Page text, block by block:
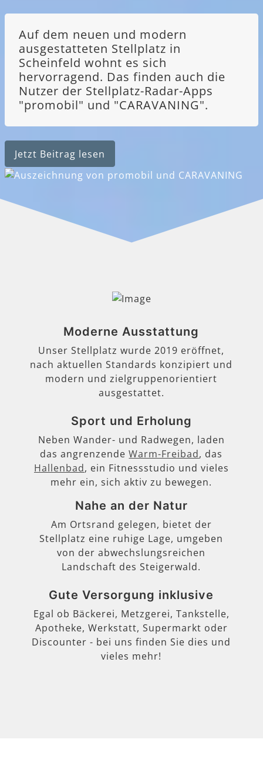
Auf dem neuen und modern
ausgestatteten Stellplatz in
Scheinfeld wohnt es sich
hervorragend. Das finden auch die
Nutzer der Stellplatz-Radar-Apps
"promobil" und "CARAVANING".
Jetzt Beitrag lesen
Moderne Ausstattung
Unser Stellplatz wurde 2019 eröffnet,
nach aktuellen Standards konzipiert und
modern und zielgruppenorientiert
ausgestattet.
Sport und Erholung
Neben Wander- und Radwegen, laden
das angrenzendeWarm-Freibad, das
Hallenbad, ein Fitnessstudio und vieles
mehr ein, sich aktiv zu bewegen.
Nahe an der Natur
Am Ortsrand gelegen, bietet der
Stellplatz eine ruhige Lage, umgeben
von der abwechslungsreichen
Landschaft des Steigerwald.
Gute Versorgung inklusive
Egal ob Bäckerei, Metzgerei, Tankstelle,
Apotheke, Werkstatt, Supermarkt oder
Discounter - bei uns finden Sie dies und
vieles mehr!